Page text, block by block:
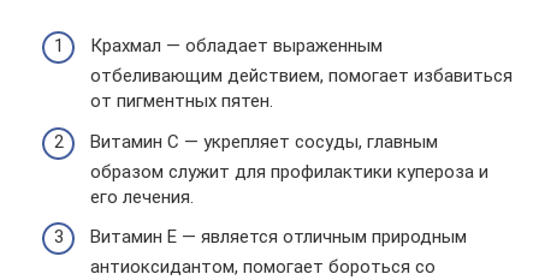
Крахмал — обладает выраженным
отбеливающим действием, помогает избавиться
от пигментных пятен.
Витамин С — укрепляет сосуды, главным
образом служит для профилактики купероза и
его лечения.
Витамин Е — является отличным природным
антиоксидантом, помогает бороться со